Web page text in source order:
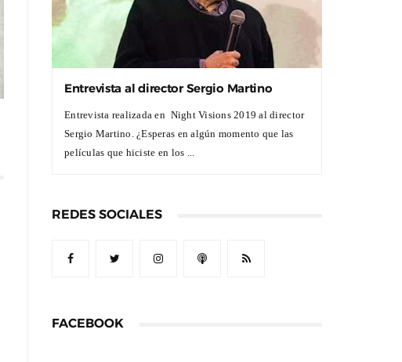
Entrevista al director Sergio Martino
Entrevista realizada en Night Visions 2019 al director
Sergio Martino. ¿Esperas en algún momento que las
películas que hiciste en los ...
REDES SOCIALES
FACEBOOK